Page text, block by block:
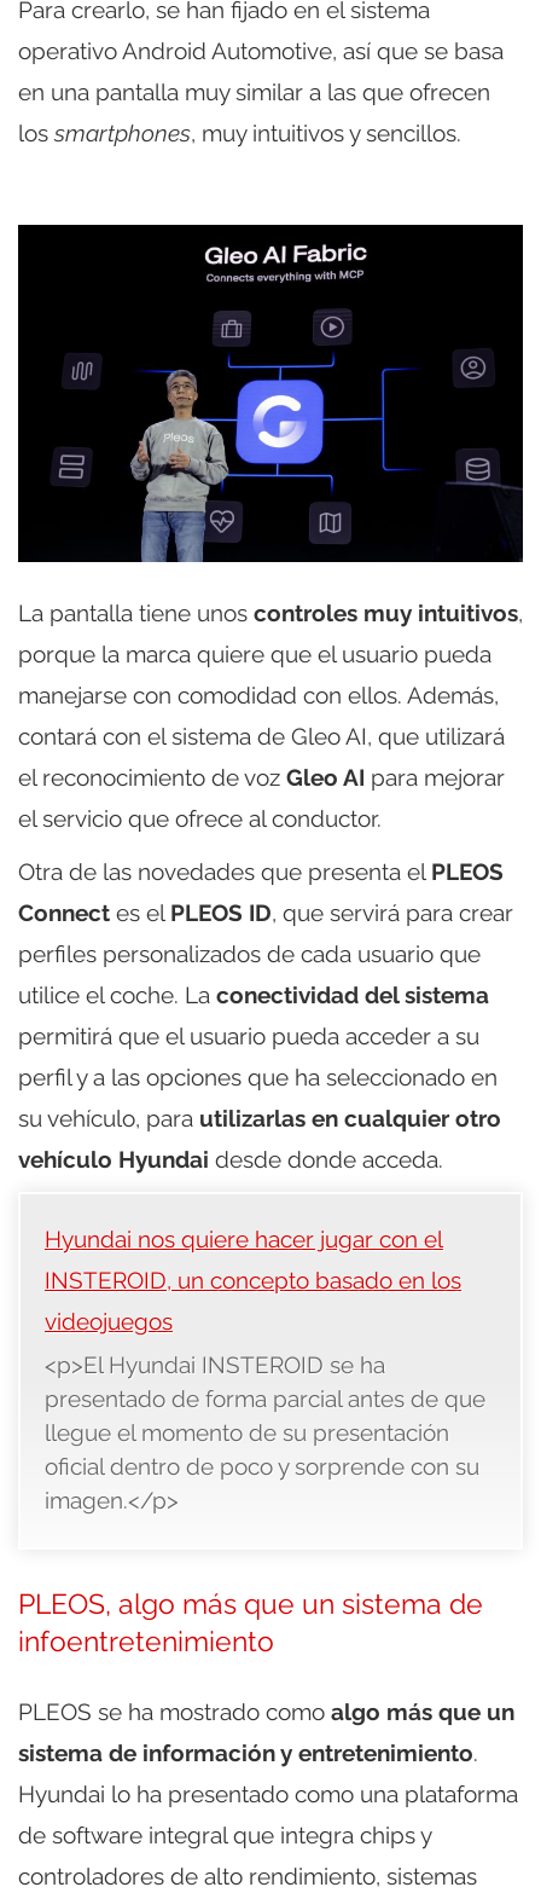
Para crearlo, se han fijado en el sistema
operativo Android Automotive, así que se basa
en una pantalla muy similar a las que ofrecen
lossmartphones, muy intuitivos y sencillos.
La pantalla tiene unos controles muy intuitivos,
porque la marca quiere que el usuario pueda
manejarse con comodidad con ellos. Además,
contará con el sistema de Gleo AI, que utilizará
el reconocimiento de voz Gleo AI para mejorar
el servicio que ofrece al conductor.
Otra de las novedades que presenta el PLEOS
Connect es el PLEOS ID, que servirá para crear
perfiles personalizados de cada usuario que
utilice el coche. La conectividad del sistema
permitirá que el usuario pueda acceder a su
perfil y a las opciones que ha seleccionado en
su vehículo, para utilizarlas en cualquier otro
vehículo Hyundai desde donde acceda.
Hyundai nos quiere hacer jugar con el
INSTEROID, un concepto basado en los
videojuegos
<p>El Hyundai INSTEROID se ha
presentado de forma parcial antes de que
llegue el momento de su presentación
oficial dentro de poco y sorprende con su
imagen.</p>
PLEOS, algo más que un sistema de
infoentretenimiento
PLEOS se ha mostrado como algo más que un
sistema de información y entretenimiento.
Hyundai lo ha presentado como una plataforma
de software integral que integra chips y
controladores de alto rendimiento, sistemas